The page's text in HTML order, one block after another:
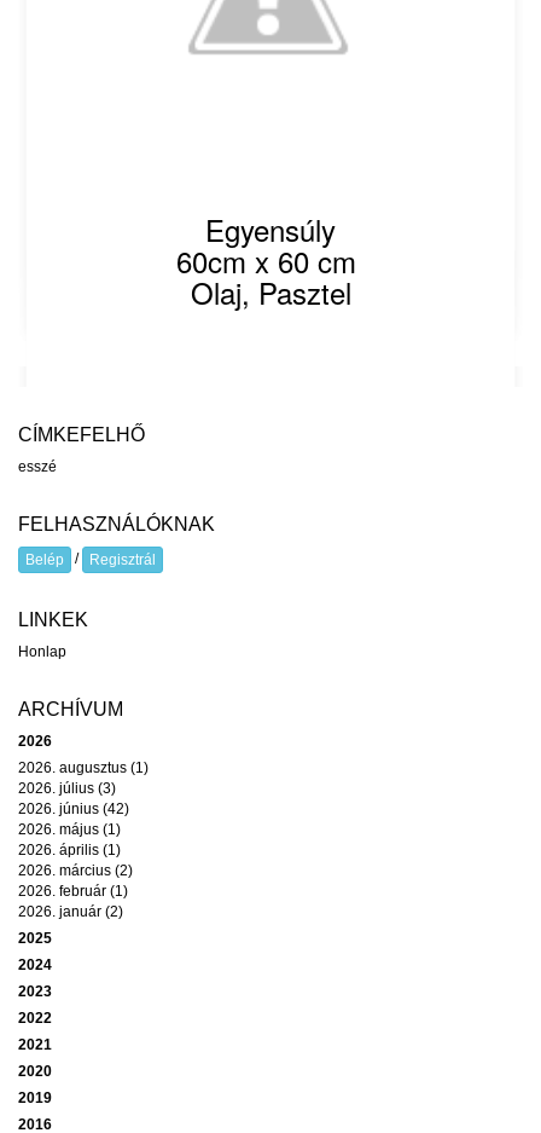
Egyensúly
60cm x 60 cm
Olaj, Pasztel
CÍMKEFELHŐ
esszé
FELHASZNÁLÓKNAK
Belép / Regisztrál
LINKEK
Honlap
ARCHÍVUM
2026
2026. augusztus (1)
2026. július (3)
2026. június (42)
2026. május (1)
2026. április (1)
2026. március (2)
2026. február (1)
2026. január (2)
2025
2024
2023
2022
2021
2020
2019
2016